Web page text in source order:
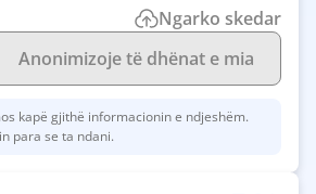
Ngarko skedar
Anonimizoje të dhënat e mia
kapë gjithë informacionin e ndjeshëm.
para se ta ndani.